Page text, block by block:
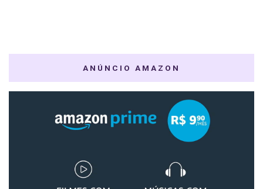
ANÚNCIO AMAZON